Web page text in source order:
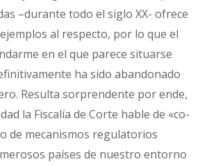
–durante todo el siglo XX- ofrece
al respecto, por lo que el
en el que parece situarse
ha sido abandonado
Resulta sorprendente por ende,
la Fiscalía de Corte hable de «co-
de mecanismos regulatorios
países de nuestro entorno